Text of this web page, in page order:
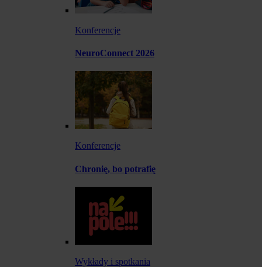
Konferencje
NeuroConnect 2026
Konferencje
Chronię, bo potrafię
Wykłady i spotkania